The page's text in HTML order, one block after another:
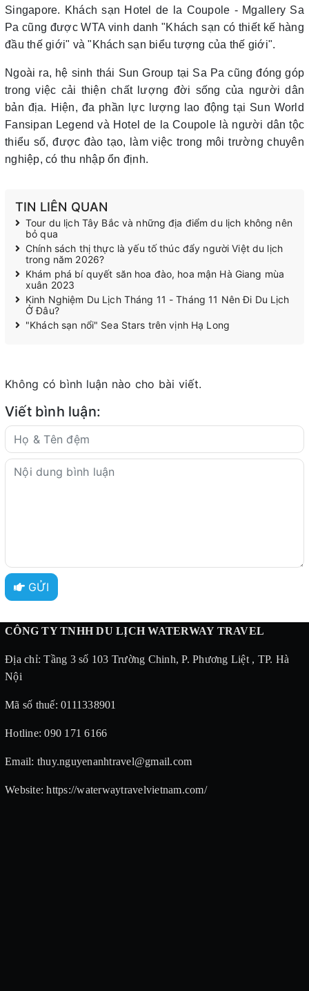
Singapore. Khách sạn Hotel de la Coupole - Mgallery Sa
Pa cũng được WTA vinh danh "Khách sạn có thiết kế hàng
đầu thế giới" và "Khách sạn biểu tượng của thế giới".
Ngoài ra, hệ sinh thái Sun Group tại Sa Pa cũng đóng góp
trong việc cải thiện chất lượng đời sống của người dân
bản địa. Hiện, đa phần lực lượng lao động tại Sun World
Fansipan Legend và Hotel de la Coupole là người dân tộc
thiểu số, được đào tạo, làm việc trong môi trường chuyên
nghiệp, có thu nhập ổn định.
TIN LIÊN QUAN
Tour du lịch Tây Bắc và những địa điểm du lịch không nên
bỏ qua
Chính sách thị thực là yếu tố thúc đẩy người Việt du lịch
trong năm 2026?
Khám phá bí quyết săn hoa đào, hoa mận Hà Giang mùa
xuân 2023
Kinh Nghiệm Du Lịch Tháng 11 - Tháng 11 Nên Đi Du Lịch
Ở Đâu?
"Khách sạn nổi" Sea Stars trên vịnh Hạ Long
Không có bình luận nào cho bài viết.
Viết bình luận:
GỬI
CÔNG TY TNHH DU LỊCH WATERWAY TRAVEL
Địa chỉ: Tầng 3 số 103 Trường Chinh, P. Phương Liệt , TP. Hà
Nội
Mã số thuế: 0111338901
Hotline: 090 171 6166
Email: thuy.nguyenanhtravel@gmail.com
Website: https://waterwaytravelvietnam.com/